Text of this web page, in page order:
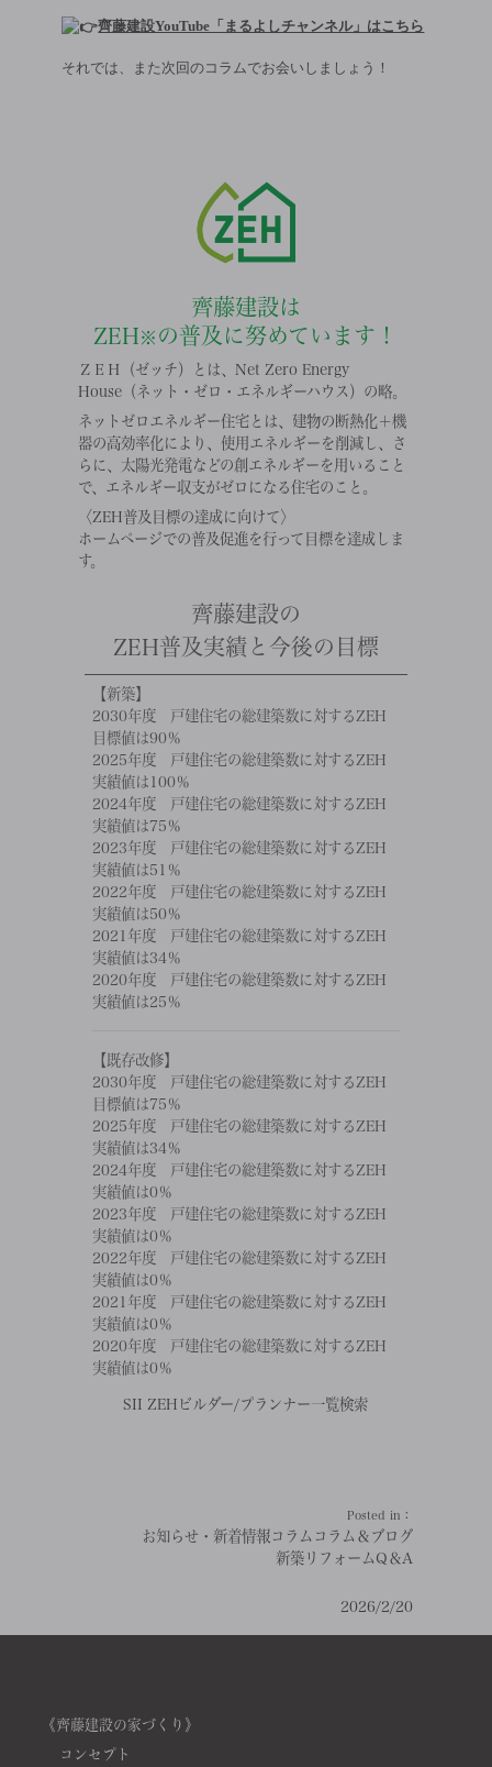
齊藤建設YouTube「まるよしチャンネル」はこちら
それでは、また次回のコラムでお会いしましょう！
齊藤建設は
ZEH※ の普及に努めています！
ＺＥＨ（ゼッチ）とは、Net Zero Energy
House（ネット・ゼロ・エネルギーハウス）の略。
ネットゼロエネルギー住宅とは、建物の断熱化＋機
器の高効率化により、使用エネルギーを削減し、さ
らに、太陽光発電などの創エネルギーを用いること
で、エネルギー収支がゼロになる住宅のこと。
〈ZEH普及目標の達成に向けて〉
ホームページでの普及促進を行って目標を達成しま
す。
齊藤建設の
ZEH普及実績と今後の目標
【新築】
2030年度 戸建住宅の総建築数に対するZEH
目標値は90％
2025年度 戸建住宅の総建築数に対するZEH
実績値は100％
2024年度 戸建住宅の総建築数に対するZEH
実績値は75％
2023年度 戸建住宅の総建築数に対するZEH
実績値は51％
2022年度 戸建住宅の総建築数に対するZEH
実績値は50％
2021年度 戸建住宅の総建築数に対するZEH
実績値は34％
2020年度 戸建住宅の総建築数に対するZEH
実績値は25％
【既存改修】
2030年度 戸建住宅の総建築数に対するZEH
目標値は75％
2025年度 戸建住宅の総建築数に対するZEH
実績値は34％
2024年度 戸建住宅の総建築数に対するZEH
実績値は0％
2023年度 戸建住宅の総建築数に対するZEH
実績値は0％
2022年度 戸建住宅の総建築数に対するZEH
実績値は0％
2021年度 戸建住宅の総建築数に対するZEH
実績値は0％
2020年度 戸建住宅の総建築数に対するZEH
実績値は0％
SII ZEHビルダー/プランナー一覧検索
Posted in：
お知らせ・新着情報 コラム コラム＆ブログ
新築リフォームQ＆A
2026/2/20
《齊藤建設の家づくり》
コンセプト